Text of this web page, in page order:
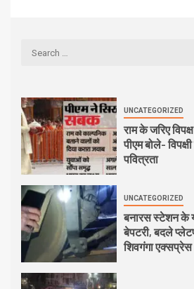
UNCATEGORIZED
राम के जरिए
पीएम बोले-
पवित्रता
UNCATEGORIZED
बनारस स्टेशन के
बेपटरी, बदले
शिवगंगा एक्सप्रेस